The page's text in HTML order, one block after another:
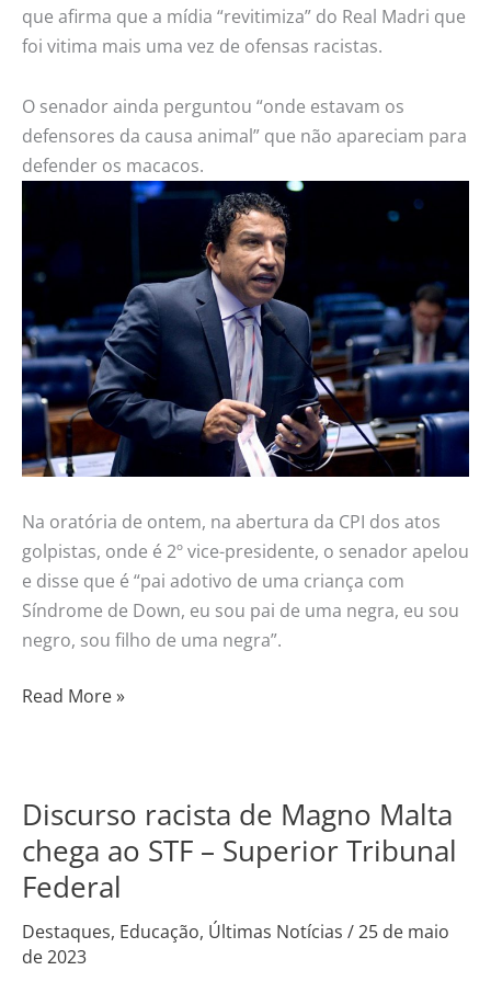
que afirma que a mídia “revitimiza” do Real Madri que
foi vitima mais uma vez de ofensas racistas.
O senador ainda perguntou “onde estavam os
defensores da causa animal” que não apareciam para
defender os macacos.
Na oratória de ontem, na abertura da CPI dos atos
golpistas, onde é 2º vice-presidente, o senador apelou
e disse que é “pai adotivo de uma criança com
Síndrome de Down, eu sou pai de uma negra, eu sou
negro, sou filho de uma negra”.
Read More »
Discurso racista de Magno Malta
chega ao STF – Superior Tribunal
Federal
Destaques, Educação, Últimas Notícias /25 de maio
de 2023
Discurso
racista
de
Magno
Malta
chega